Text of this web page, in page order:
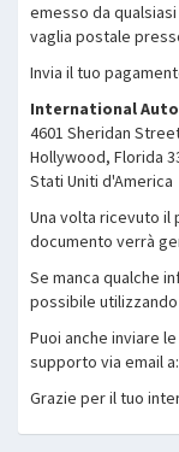
emesso da
vaglia postale
Invia il tuo
International
4601 Sheridan
Hollywood, Florida
Stati Uniti d'America
Una volta ricevuto il
documento verrà
Se manca qualche
possibile
Puoi anche inviare
supporto via email a:
Grazie per il tuo